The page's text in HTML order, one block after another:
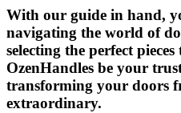
With our guide in hand,
navigating the world of
selecting the perfect
OzenHandles be your
transforming your doors
extraordinary.